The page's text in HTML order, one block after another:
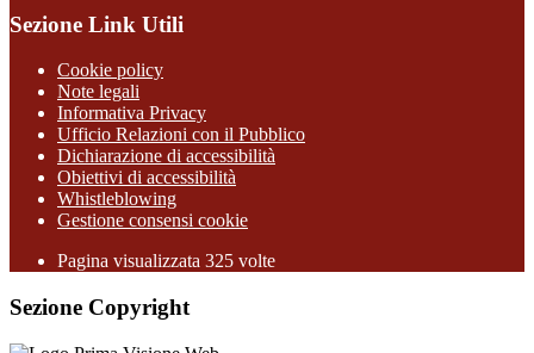
Sezione Link Utili
Cookie policy
Note legali
Informativa Privacy
Ufficio Relazioni con il Pubblico
Dichiarazione di accessibilità
Obiettivi di accessibilità
Whistleblowing
Gestione consensi cookie
Pagina visualizzata 325 volte
Sezione Copyright